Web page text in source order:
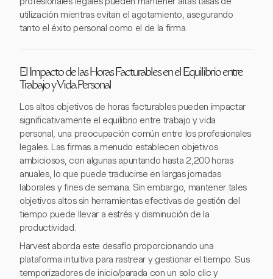
utilización mientras evitan el agotamiento, asegurando
tanto el éxito personal como el de la firma.
El Impacto de las Horas Facturables en el Equilibrio entre
Trabajo y Vida Personal
Los altos objetivos de horas facturables pueden impactar
significativamente el equilibrio entre trabajo y vida
personal, una preocupación común entre los profesionales
legales. Las firmas a menudo establecen objetivos
ambiciosos, con algunas apuntando hasta 2,200 horas
anuales, lo que puede traducirse en largas jornadas
laborales y fines de semana. Sin embargo, mantener tales
objetivos altos sin herramientas efectivas de gestión del
tiempo puede llevar a estrés y disminución de la
productividad.
Harvest aborda este desafío proporcionando una
plataforma intuitiva para rastrear y gestionar el tiempo. Sus
temporizadores de inicio/parada con un solo clic y